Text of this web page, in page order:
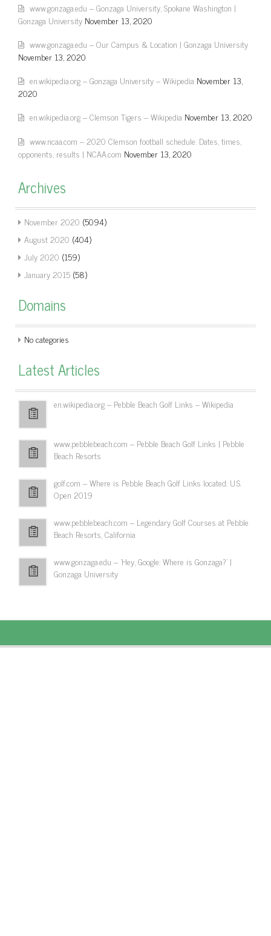
www.gonzaga.edu – Gonzaga University, Spokane Washington |
Gonzaga University November 13, 2020
www.gonzaga.edu – Our Campus & Location | Gonzaga University
November 13, 2020
en.wikipedia.org – Gonzaga University – Wikipedia November 13,
2020
en.wikipedia.org – Clemson Tigers – Wikipedia November 13, 2020
www.ncaa.com – 2020 Clemson football schedule: Dates, times,
opponents, results | NCAA.com November 13, 2020
Archives
November 2020 (5094)
August 2020 (404)
July 2020 (159)
January 2015 (58)
Domains
No categories
Latest Articles
en.wikipedia.org – Pebble Beach Golf Links – Wikipedia
www.pebblebeach.com – Pebble Beach Golf Links | Pebble
Beach Resorts
golf.com – Where is Pebble Beach Golf Links located: U.S.
Open 2019
www.pebblebeach.com – Legendary Golf Courses at Pebble
Beach Resorts, California
www.gonzaga.edu – 'Hey, Google: Where is Gonzaga?' |
Gonzaga University